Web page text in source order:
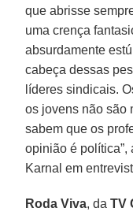
que abrisse
uma crença
absurdamente
cabeça dessas
líderes sindicais.
os jovens não são
sabem que os
opinião é política”,
Karnal em
Roda Viva, da TV